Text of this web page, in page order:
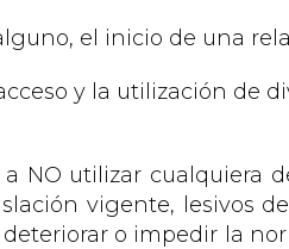
el inicio de una
y la utilización de
NO utilizar cualquiera
vigente, lesivos
o impedir la